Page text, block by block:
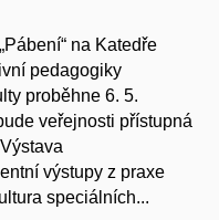
na Katedře
pedagogiky
proběhne 6. 5.
veřejnosti přístupná
výstupy z praxe
speciálních...